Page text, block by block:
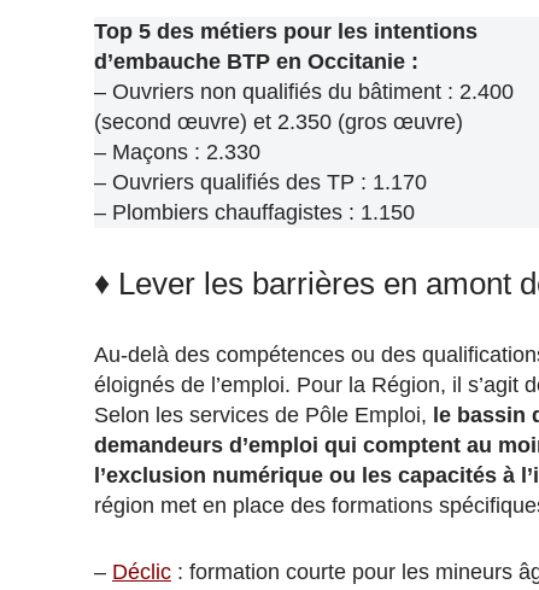
Top 5 des métiers pour les intentions
d’embauche BTP en Occitanie :
– Ouvriers non qualifiés du bâtiment : 2.400
(second œuvre) et 2.350 (gros œuvre)
– Maçons : 2.330
– Ouvriers qualifiés des TP : 1.170
– Plombiers chauffagistes : 1.150
♦ Lever les barrières en amont
Au-delà des compétences ou des
éloignés de l’emploi. Pour la Région, il s’agit
Selon les services de Pôle Emploi, le bassin
demandeurs d’emploi qui comptent au
l’exclusion numérique ou les capacités à
région met en place des formations
– Déclic : formation courte pour les mineurs